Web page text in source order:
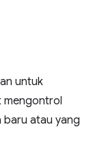
untuk
mengontrol
baru atau yang